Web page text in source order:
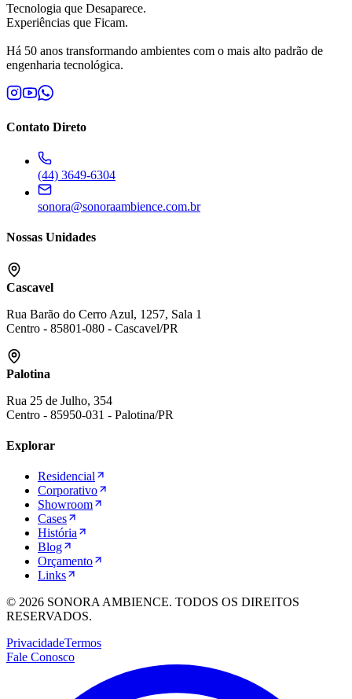
Tecnologia que Desaparece.
Experiências que Ficam.
Há 50 anos transformando ambientes com o mais alto padrão de
engenharia tecnológica.
Contato Direto
(44) 3649-6304
sonora@sonoraambience.com.br
Nossas Unidades
Cascavel
Rua Barão do Cerro Azul, 1257, Sala 1
Centro - 85801-080 - Cascavel/PR
Palotina
Rua 25 de Julho, 354
Centro - 85950-031 - Palotina/PR
Explorar
Residencial
Corporativo
Showroom
Cases
História
Blog
Orçamento
Links
© 2026 SONORA AMBIENCE. TODOS OS DIREITOS
RESERVADOS.
PrivacidadeTermos
Fale Conosco